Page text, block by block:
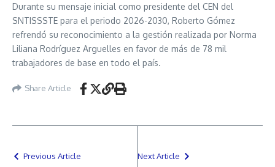
Durante su mensaje inicial como presidente del CEN del
SNTISSSTE para el periodo 2026-2030, Roberto Gómez
refrendó su reconocimiento a la gestión realizada por Norma
Liliana Rodríguez Arguelles en favor de más de 78 mil
trabajadores de base en todo el país.
Share Article
Previous Article Next Article